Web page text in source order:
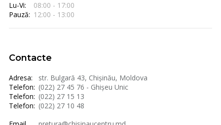
Lu-Vi:
08:00 - 17:00
Pauză: 12:00 - 13:00
Contacte
Adresa:
str. Bulgară 43, Chișinău, Moldova
Telefon: (022) 27 45 76 - Ghișeu Unic
Telefon: (022) 27 15 13
Telefon: (022) 27 10 48